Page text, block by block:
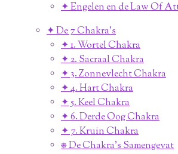
✦ Engelen en de Law Of
✦ De 7 Chakra's
✦ 1. Wortel Chakra
✦ 2. Sacraal Chakra
✦ 3. Zonnevlecht Chakra
✦ 4. Hart Chakra
✦ 5. Keel Chakra
✦ 6. Derde Oog Chakra
✦ 7. Kruin Chakra
⎈ De Chakra's Samengevat